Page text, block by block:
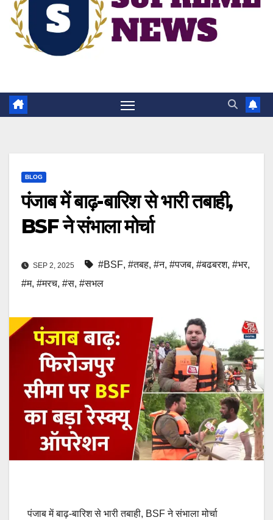
BLOG
पंजाब में बाढ़-बारिश से भारी तबाही,
BSF ने संभाला मोर्चा
SEP 2, 2025 #BSF, #तबह, #न, #पजब, #बढबरश, #भर,
#म, #मरच, #स, #सभल
पंजाब में बाढ़-बारिश से भारी तबाही, BSF ने संभाला मोर्चा